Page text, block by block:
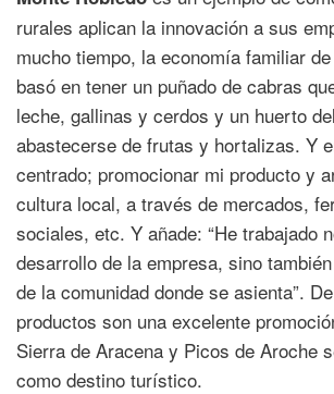
rurales aplican la innovación a sus
mucho tiempo, la economía familiar
basó en tener un puñado de cabras
leche, gallinas y cerdos y un huerto
abastecerse de frutas y hortalizas. Y
centrado; promocionar mi producto y
cultura local, a través de mercados,
sociales, etc. Y añade: “He trabajado
desarrollo de la empresa, sino
de la comunidad donde se asienta”.
productos son una excelente
Sierra de Aracena y Picos de Aroche
como destino turístico.